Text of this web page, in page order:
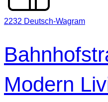
2232 Deutsch-Wagram
Modern